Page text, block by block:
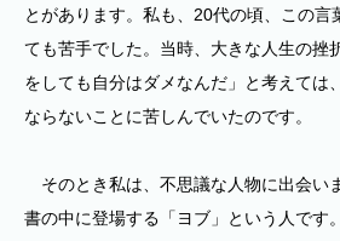
とがあります。私も、20代の頃、この言
ても苦手でした。当時、大きな人生の挫
をしても自分はダメなんだ」と考えては
ならないことに苦しんでいたのです。
そのとき私は、不思議な人物に出会い
書の中に登場する「ヨブ」という人です